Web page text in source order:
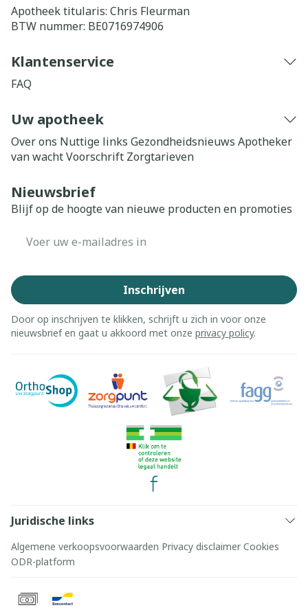
Apotheek titularis: Chris Fleurman
BTW nummer: BE0716974906
Klantenservice
FAQ
Uw apotheek
Over ons Nuttige links Gezondheidsnieuws Apotheker
van wachtVoorschrift Zorgtarieven
Nieuwsbrief
Blijf op de hoogte van nieuwe producten en promoties
Inschrijven
Door op inschrijven te klikken, schrijft u zich in voor onze
nieuwsbrief en gaat u akkoord met onze privacy policy.
Juridische links
Algemene verkoopsvoorwaarden Privacy disclaimer Cookies
ODR-platform